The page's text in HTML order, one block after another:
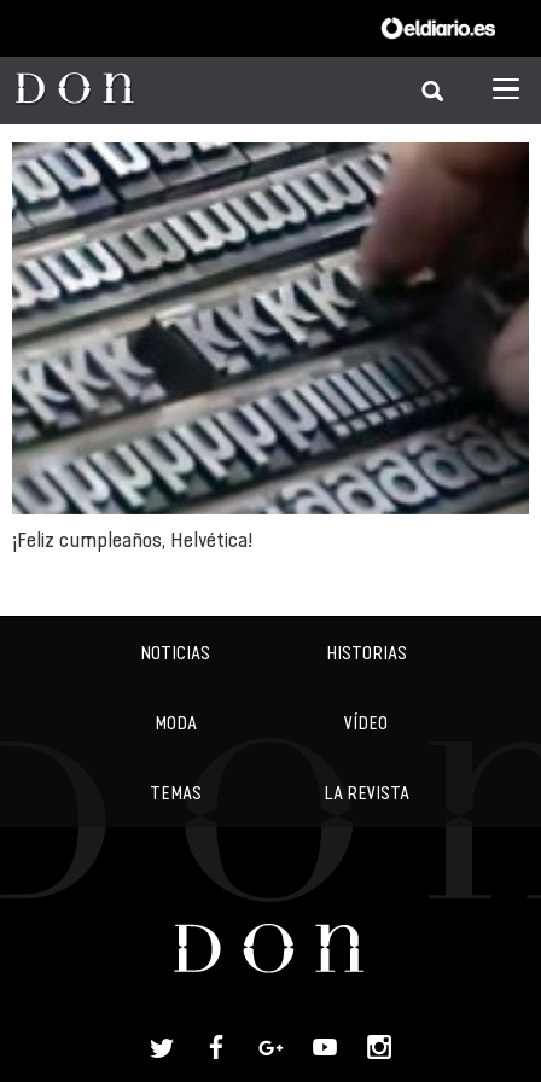
¡Feliz cumpleaños, Helvética!
NOTICIAS HISTORIAS
MODA VÍDEO
TEMAS LA REVISTA